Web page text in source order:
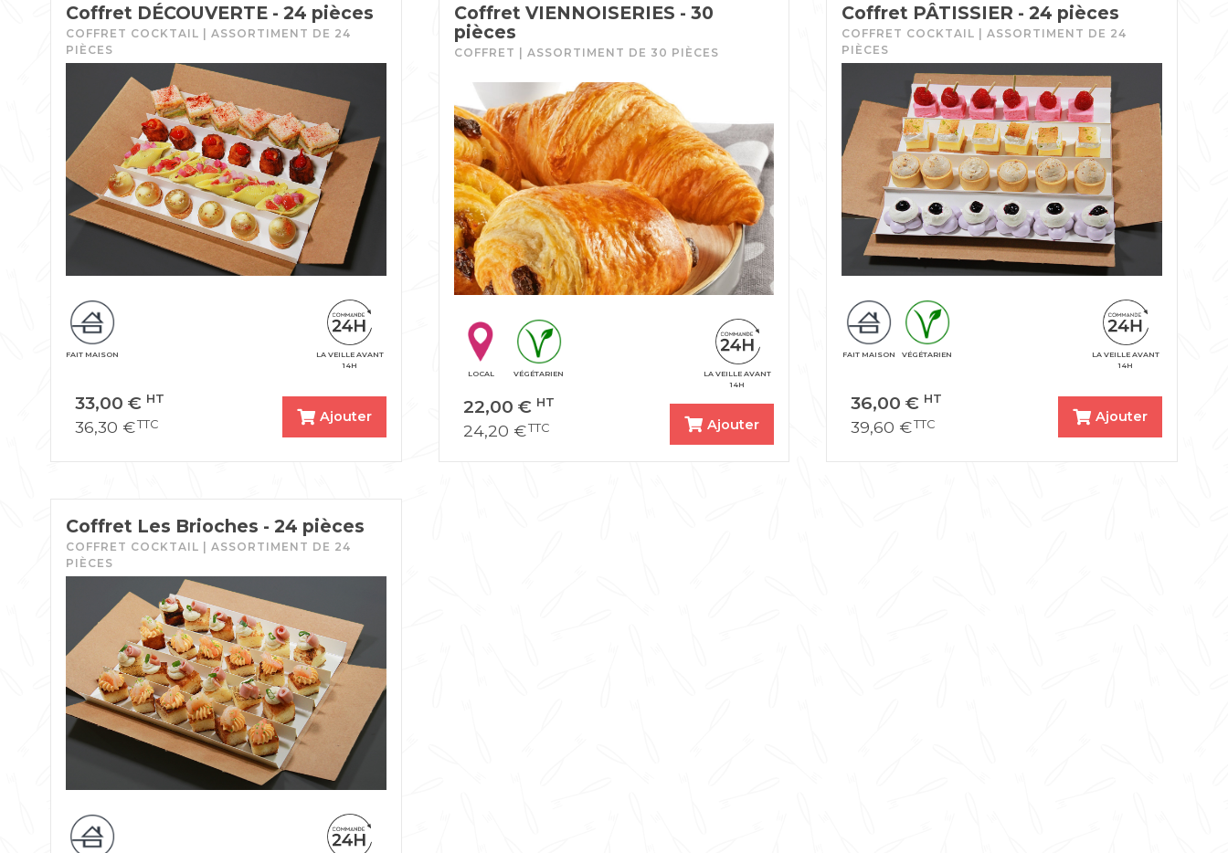
Coffret DÉCOUVERTE - 24 pièces
COFFRET COCKTAIL | ASSORTIMENT DE 24
PIÈCES
LA VEILLE AVANT
14H
FAIT MAISON
33,00 € HT
36,30 €TTC Ajouter
Coffret VIENNOISERIES - 30
pièces
COFFRET | ASSORTIMENT DE 30 PIÈCES
LA VEILLE AVANT
14H
LOCAL VÉGÉTARIEN
22,00 € HT
24,20 €TTC Ajouter
Coffret PÂTISSIER - 24 pièces
COFFRET COCKTAIL | ASSORTIMENT DE 24
PIÈCES
LA VEILLE AVANT
14H
FAIT MAISON VÉGÉTARIEN
36,00 € HT
39,60 €TTC Ajouter
Coffret Les Brioches - 24 pièces
COFFRET COCKTAIL | ASSORTIMENT DE 24
PIÈCES